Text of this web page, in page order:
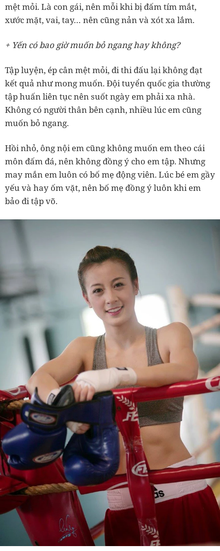
mệt mỏi. Là con gái, nên mỗi khi bị đấm tím mắt,
xước mặt, vai, tay… nên cũng nản và xót xa lắm.
+ Yến có bao giờ muốn bỏ ngang hay không?
Tập luyện, ép cân mệt mỏi, đi thi đấu lại không đạt
kết quả như mong muốn. Đội tuyển quốc gia thường
tập huấn liên tục nên suốt ngày em phải xa nhà.
Không có người thân bên cạnh, nhiều lúc em cũng
muốn bỏ ngang.
Hồi nhỏ, ông nội em cũng không muốn em theo cái
môn đấm đá, nên không đồng ý cho em tập. Nhưng
may mắn em luôn có bố mẹ động viên. Lúc bé em gầy
yếu và hay ốm vặt, nên bố mẹ đồng ý luôn khi em
bảo đi tập võ.